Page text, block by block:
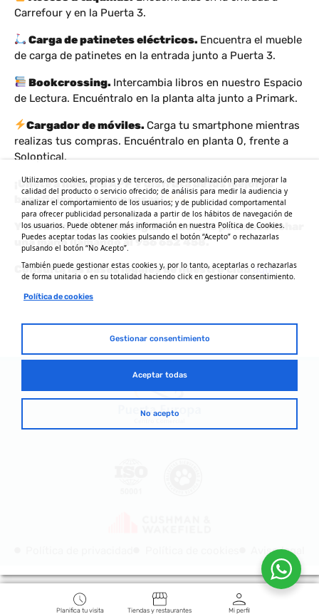
Carrefour y en la Puerta 3.
Carga de patinetes eléctricos. Encuentra el mueble
de carga de patinetes en la entrada junto a Puerta 3.
Bookcrossing. Intercambia libros en nuestro Espacio
de Lectura. Encuéntralo en la planta alta junto a Primark.
Cargador de móviles.Carga tu smartphone mientras
realizas tus compras. Encuéntralo en planta 0, frente a
Soloptical.
¡Únete a nuestra APP y disfruta de los mejores
beneficios y recompensas!
Y recuerda, si tienes alguna duda, te podemos echar
una mano llamando al 956 652 458.
Consulta las bases legales de nuestro clubaquí
Aviso legal
Planifica tu visita Tiendas y restaurantes Mi perfil
Utilizamos cookies, propias y de terceros, de personalización para mejorar la
calidad del producto o servicio ofrecido; de análisis para medir la audiencia y
analizar el comportamiento de los usuarios; y de publicidad comportamental
para ofrecer publicidad personalizada a partir de los hábitos de navegación de
los usuarios. Puede obtener más información en nuestra Política de Cookies.
Puedes aceptar todas las cookies pulsando el botón “Acepto” o rechazarlas
pulsando el botón “No Acepto”.
También puede gestionar estas cookies y, por lo tanto, aceptarlas o rechazarlas
de forma unitaria o en su totalidad haciendo click en gestionar consentimiento.
Política de cookies
Gestionar consentimiento
Aceptar todas
No acepto